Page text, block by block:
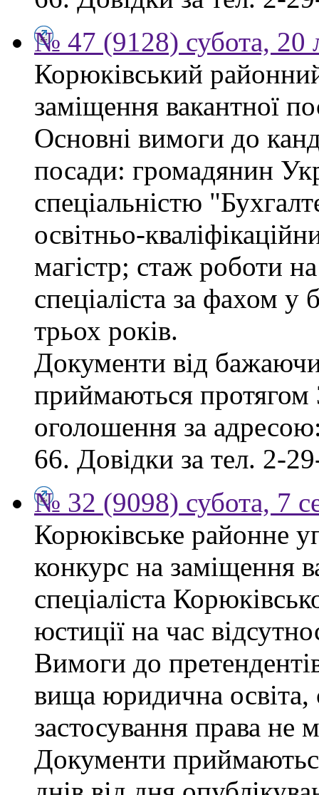
№ 47 (9128) субота, 20
Корюківський
заміщення вакантної
Основні вимоги до
посади: громадянин
спеціальністю
освітньо-
магістр; стаж роботи
спеціаліста за фахом
трьох років.
Документи від
приймаються протягом
оголошення за
66. Довідки за тел. 2-
№ 32 (9098) субота, 7
Корюківське районне
конкурс на заміщення
спеціаліста
юстиції на час
Вимоги до
вища юридична освіта,
застосування права не
Документи